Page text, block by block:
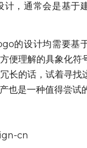
计，通常会是基于
的设计均需要基
便理解的具象化符
长的话，试着寻找
也是一种值得尝试
cn